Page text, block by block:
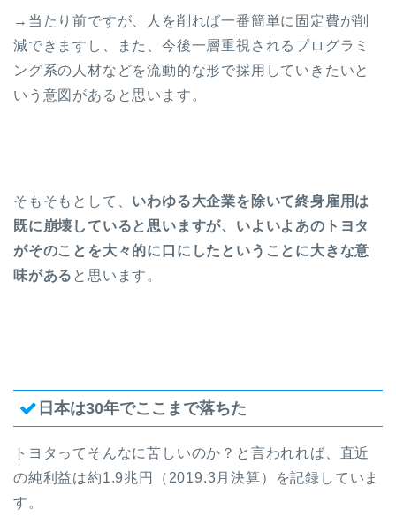
→当たり前ですが、人を削れば一番簡単に固定費が削
減できますし、また、今後一層重視されるプログラミ
ング系の人材などを流動的な形で採用していきたいと
いう意図があると思います。
そもそもとして、 いわゆる大企業を除いて終身雇用は
既に崩壊していると思いますが、いよいよあのトヨタ
がそのことを大々的に口にしたということに大きな意
味がある と思います。
日本は30年でここまで落ちた
トヨタってそんなに苦しいのか？と言われれば、直近
の純利益は約1.9兆円（2019.3月決算）を記録していま
す。